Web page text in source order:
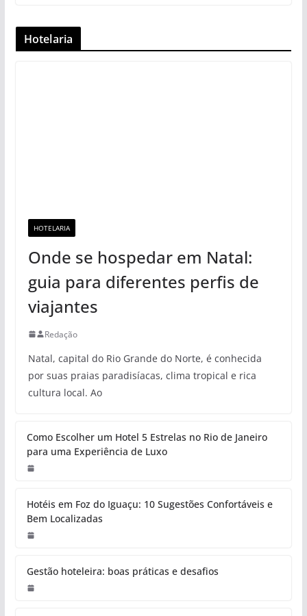
Hotelaria
HOTELARIA
Onde se hospedar em Natal:
guia para diferentes perfis de
viajantes
Redação
Natal, capital do Rio Grande do Norte, é conhecida
por suas praias paradisíacas, clima tropical e rica
cultura local. Ao
Como Escolher um Hotel 5 Estrelas no Rio de Janeiro
para uma Experiência de Luxo
Hotéis em Foz do Iguaçu: 10 Sugestões Confortáveis e
Bem Localizadas
Gestão hoteleira: boas práticas e desafios